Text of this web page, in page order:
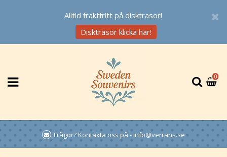
Alltid fraktfritt på disktrasor!
Disktrasor klicka här!
0
Frågor? Kontakta oss på - info@verrans.se